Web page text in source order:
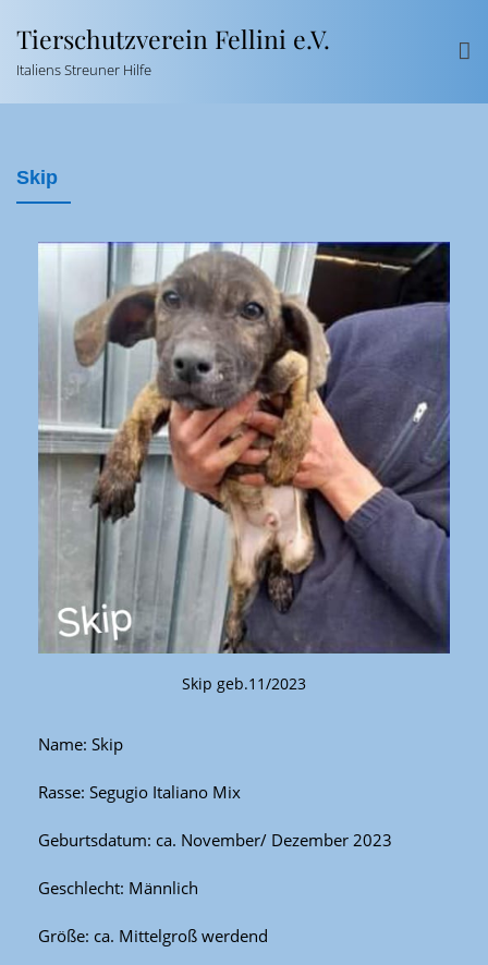
Tierschutzverein Fellini e.V.
Italiens Streuner Hilfe
Skip
Skip geb.11/2023
Name: Skip
Rasse: Segugio Italiano Mix
Geburtsdatum: ca. November/ Dezember 2023
Geschlecht: Männlich
Größe: ca. Mittelgroß werdend